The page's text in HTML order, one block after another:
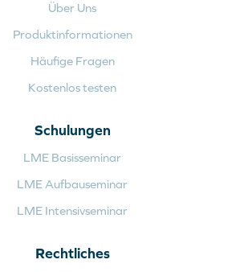
Über Uns
Produktinformationen
Häufige Fragen
Kostenlos testen
Schulungen
LME Basisseminar
LME Aufbauseminar
LME Intensivseminar
Rechtliches